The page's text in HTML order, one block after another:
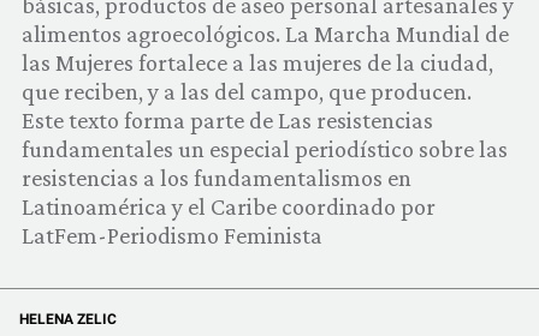
alimentos agroecológicos. La Marcha Mundial de
las Mujeres fortalece a las mujeres de la ciudad,
que reciben, y a las del campo, que producen.
Este texto forma parte de Las resistencias
fundamentales un especial periodístico sobre las
resistencias a los fundamentalismos en
Latinoamérica y el Caribe coordinado por
LatFem-Periodismo Feminista
HELENA ZELIC